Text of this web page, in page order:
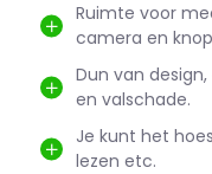
Ruimte voor
camera en
Dun van
en valschade.
Je kunt het
lezen etc.